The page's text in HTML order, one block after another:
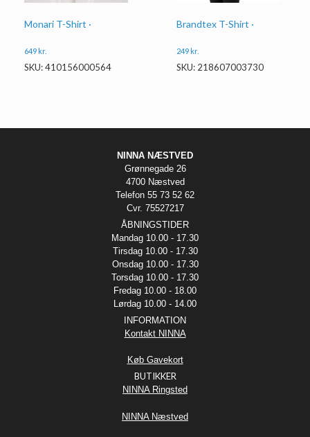
Monari T-Shirt ·
649kr.
SKU: 410156000564
Brandtex T-Shirt ·
249 kr.
SKU: 218607003730
NINNA NÆSTVED
Grønnegade 26
4700 Næstved
Telefon 55 73 52 62
Cvr. 75527217
ÅBNINGSTIDER
Mandag 10.00 - 17.30
Tirsdag 10.00 - 17.30
Onsdag 10.00 - 17.30
Torsdag 10.00 - 17.30
Fredag 10.00 - 18.00
Lørdag 10.00 - 14.00
INFORMATION
Kontakt NINNA
Køb Gavekort
BUTIKKER
NINNA Ringsted
NINNA Næstved